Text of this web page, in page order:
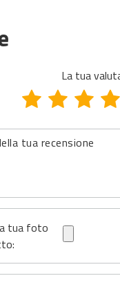
La tua
tua recensione
tua foto